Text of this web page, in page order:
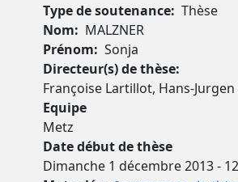
Type de soutenance
Thèse
Nom
MALZNER
Prénom
Sonja
Directeur(s) de thèse
Françoise Lartillot, Hans-
Equipe
Metz
Date début de thèse
Dimanche 1 décembre 2013 -